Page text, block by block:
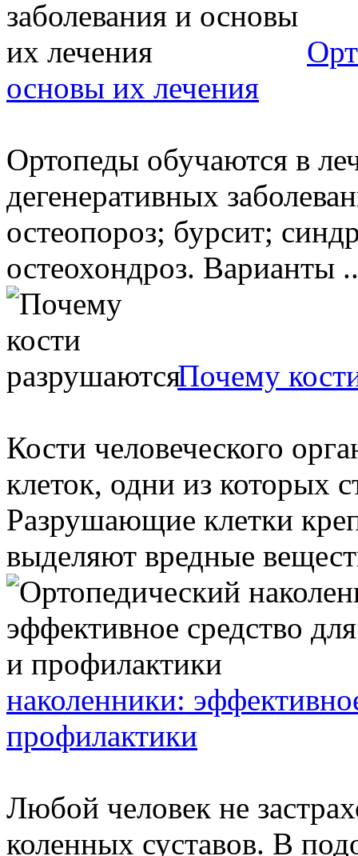
основы их лечения
Ортопеды обучаются в
дегенеративных
остеопороз; бурсит;
остеохондроз. Варианты
Почему
Кости человеческого
клеток, одни из которых
Разрушающие клетки
выделяют вредные
наколенники:
профилактики
Любой человек не
коленных суставов. В